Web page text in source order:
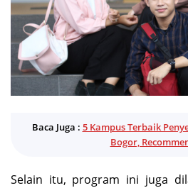
Baca Juga : 5 Kampus Terbaik
Bogor,
Selain itu, program ini juga